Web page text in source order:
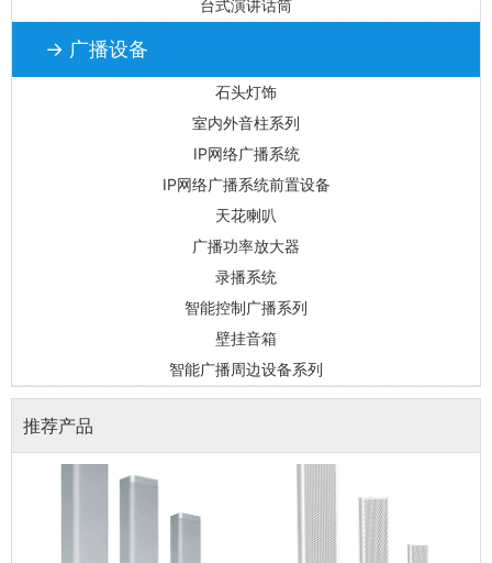
台式演讲话筒
→ 广播设备
石头灯饰
室内外音柱系列
IP网络广播系统
IP网络广播系统前置设备
天花喇叭
广播功率放大器
录播系统
智能控制广播系列
壁挂音箱
智能广播周边设备系列
推荐产品